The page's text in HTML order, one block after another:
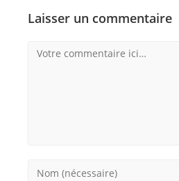
Laisser un commentaire